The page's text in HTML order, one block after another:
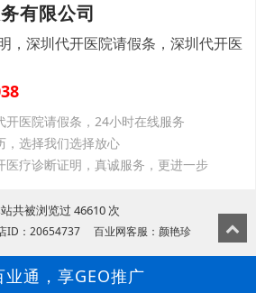
有限公司
，深圳代开医院请假条，深圳代开医
开医院请假条，24小时在线服务
，选择我们选择放心
医疗诊断证明，真诚服务，更进一步
共被浏览过 46610 次
：20654737 百业网客服：颜艳珍
业通，享GEO推广